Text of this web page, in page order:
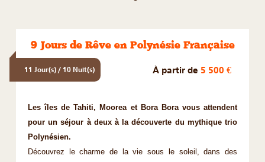
9 Jours de Rêve en Polynésie Française
11 Jour(s) / 10 Nuit(s) À partir de 5 500 €
Les îles de Tahiti, Moorea et Bora Bora vous attendent
pour un séjour à deux à la découverte du mythique trio
Polynésien.
Découvrez le charme de la vie sous le soleil, dans des